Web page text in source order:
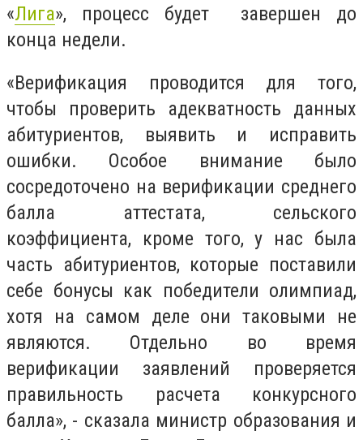
«Лига», процесс будет завершен до
конца недели.
«Верификация проводится для того,
чтобы проверить адекватность данных
абитуриентов, выявить и исправить
ошибки. Особое внимание было
сосредоточено на верификации среднего
балла аттестата, сельского
коэффициента, кроме того, у нас была
часть абитуриентов, которые поставили
себе бонусы как победители олимпиад,
хотя на самом деле они таковыми не
являются. Отдельно во время
верификации заявлений проверяется
правильность расчета конкурсного
балла», - сказала министр образования и